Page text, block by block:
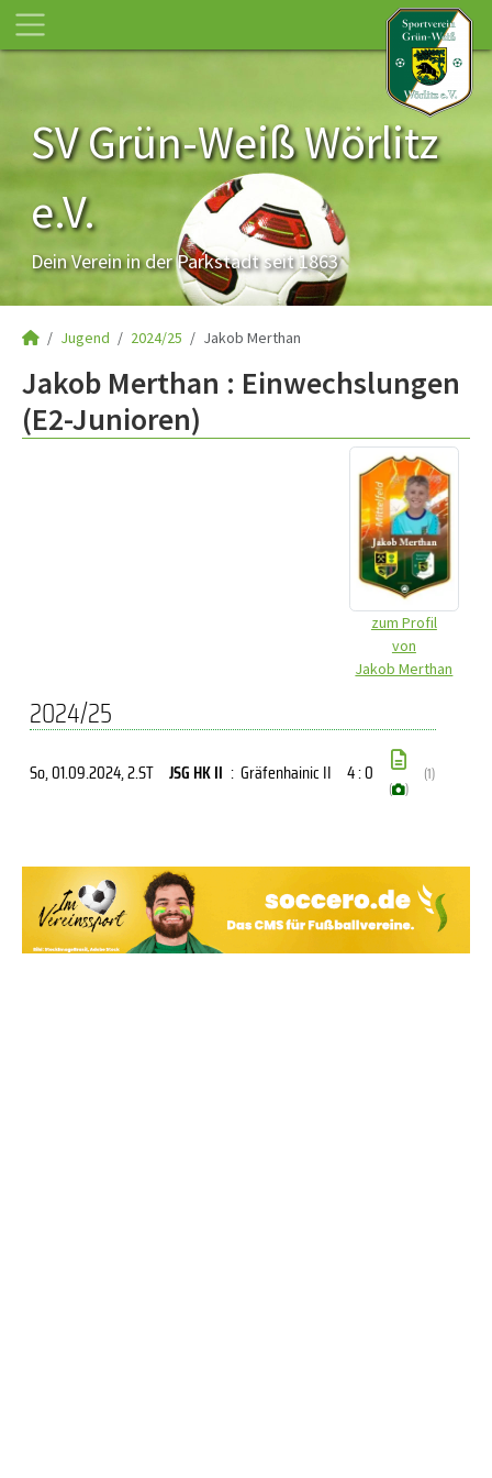
SV Grün-Weiß Wörlitz
e.V.
Dein Verein in der Parkstadt seit 1863
Jugend 2024/25 Jakob Merthan
Jakob Merthan : Einwechslungen
(E2-Junioren)
zum Profil
von
Jakob Merthan
2024/25
So, 01.09.2024, 2.ST JSG HK II : Gräfenhainic II 4 : 0
( )
(1)